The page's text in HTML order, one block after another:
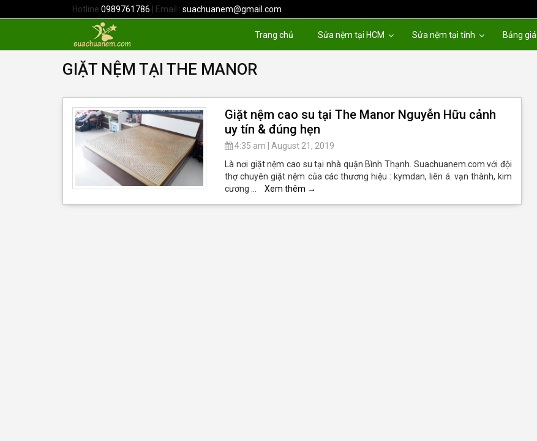
Hotline 0989761786 | Email : suachuanem@gmail.com
Trang chủ Sửa nệm tại HCM Sửa nệm tại tỉnh Bảng giá
GIẶT NỆM TẠI THE MANOR
Giặt nệm cao su tại The Manor Nguyễn Hữu cảnh
uy tín & đúng hẹn
4:35 am |August 21, 2019
Là nơi giặt nệm cao su tại nhà quận Bình Thạnh. Suachuanem.com với đội
thợ chuyên giặt nệm của các thương hiệu : kymdan, liên á. vạn thành, kim
cương …
Xem thêm →